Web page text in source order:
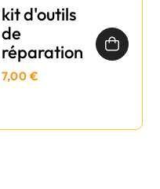
kit d'outils
de
réparation
7,00 €